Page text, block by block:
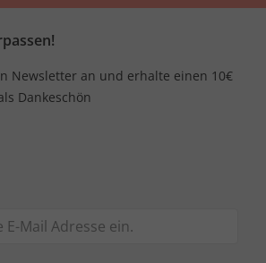
Newsletter an und erhalte einen 10€
Dankeschön